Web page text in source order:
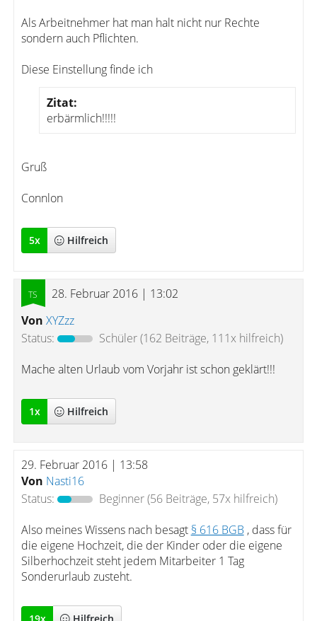
Als Arbeitnehmer hat man halt nicht nur Rechte
sondern auch Pflichten.
Diese Einstellung finde ich
Zitat:
erbärmlich!!!!!
Gruß
Connlon
5x Hilfreich
28. Februar 2016 | 13:02
Von XYZzz
Status:
Schüler(162 Beiträge, 111x hilfreich)
Mache alten Urlaub vom Vorjahr ist schon geklärt!!!
1x Hilfreich
29. Februar 2016 | 13:58
Von Nasti16
Status:
Beginner(56 Beiträge, 57x hilfreich)
Also meines Wissens nach besagt § 616 BGB, dass für
die eigene Hochzeit, die der Kinder oder die eigene
Silberhochzeit steht jedem Mitarbeiter 1 Tag
Sonderurlaub zusteht.